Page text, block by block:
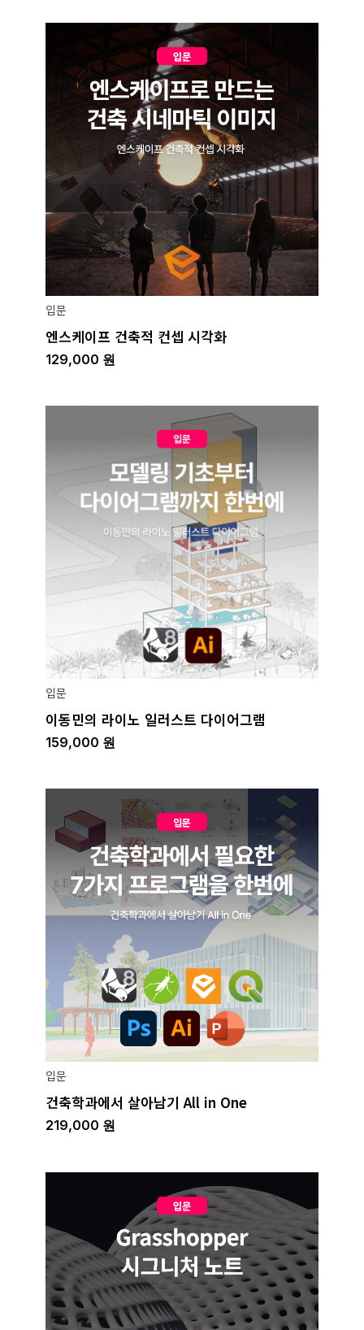
입문
엔스케이프 건축적 컨셉 시각화
129,000 원
입문
이동민의 라이노 일러스트 다이어그램
159,000 원
입문
건축학과에서 살아남기 All in One
219,000 원